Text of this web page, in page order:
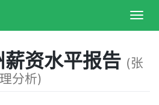
资水平报告 (张
分析)